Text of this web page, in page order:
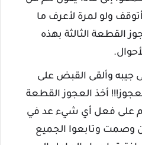
ولو لمرة لأعرف ما
القطعة الثالثة بهذه
جيبه وألقى القبض على
أخذ العجوز القطعة
على فعل أي شيء عد في
وتابعوا الجميع